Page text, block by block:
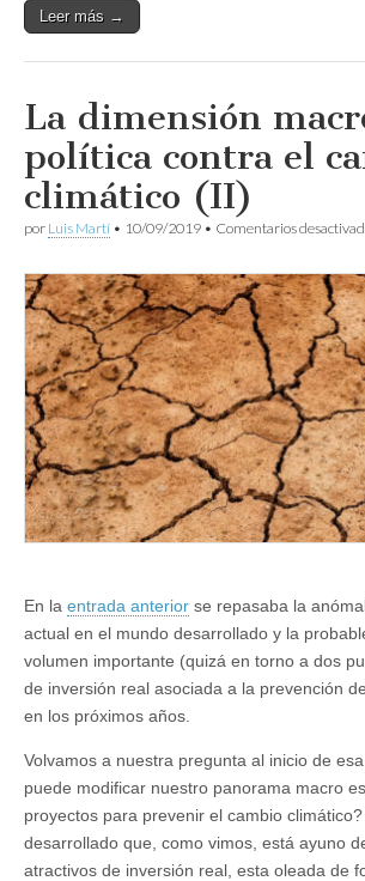
Leer más →
La dimensión
política contra el
climático (II)
por Luis Martí • 10/09/2019 • Comentarios
En la entrada anterior se repasaba la
actual en el mundo desarrollado y la
volumen importante (quizá en torno a dos
de inversión real asociada a la prevención
en los próximos años.
Volvamos a nuestra pregunta al inicio de
puede modificar nuestro panorama macro
proyectos para prevenir el cambio
desarrollado que, como vimos, está ayuno
atractivos de inversión real, esta oleada de